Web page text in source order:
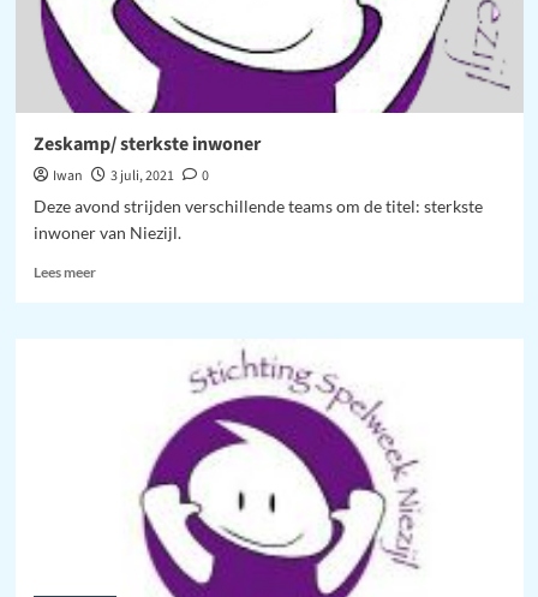
Zeskamp/ sterkste inwoner
Iwan 3 juli, 2021
0
Deze avond strijden verschillende teams om de titel: sterkste
inwoner van Niezijl.
Lees meerLees